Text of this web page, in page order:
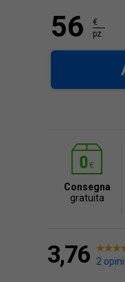
56
€
pz.
Consegna
gratuita
3,76 2